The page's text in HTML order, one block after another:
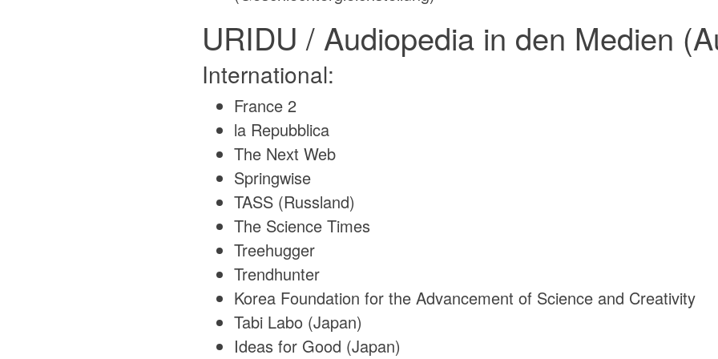
URIDU / Audiopedia in den Medien
International:
France 2
la Repubblica
The Next Web
Springwise
TASS (Russland)
The Science Times
Treehugger
Trendhunter
Korea Foundation for the Advancement of Science and Creativity
Tabi Labo (Japan)
Ideas for Good (Japan)